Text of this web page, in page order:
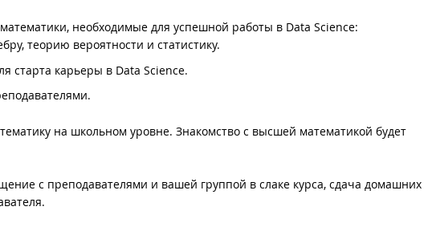
необходимые для успешной работы в Data Science:
теорию вероятности и статистику.
старта карьеры в Data Science.
на школьном уровне. Знакомство с высшей математикой будет
с преподавателями и вашей группой в слаке курса, сдача домашних